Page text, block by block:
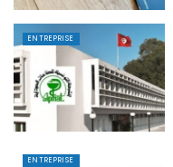
ENTREPRISE
ENTREPRISE